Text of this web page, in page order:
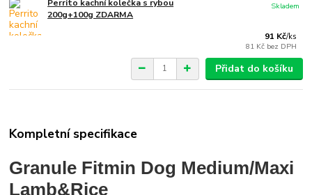
Perrito kachní kolečka s rybou
200g+100g ZDARMA
91 Kč/ks
81 Kč bez DPH
Skladem
Přidat do košíku
Kompletní specifikace
Granule Fitmin Dog Medium/Maxi
Lamb&Rice